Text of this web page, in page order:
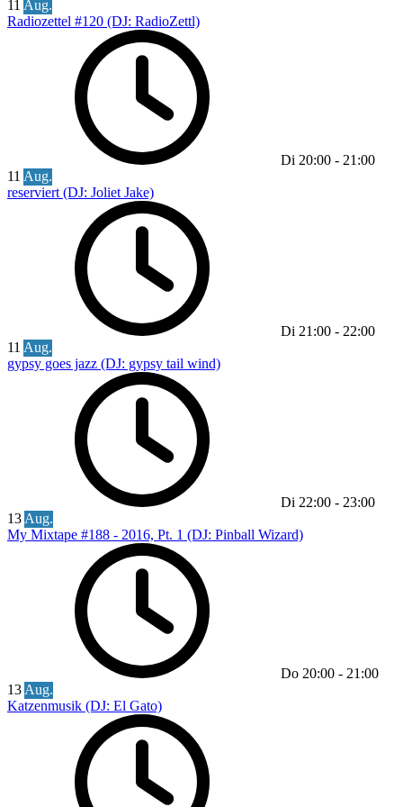
11 Aug.
Radiozettel #120 (DJ: RadioZettl)
Di 20:00 - 21:00
11 Aug.
reserviert (DJ: Joliet Jake)
Di 21:00 - 22:00
11 Aug.
gypsy goes jazz (DJ: gypsy tail wind)
Di 22:00 - 23:00
13 Aug.
My Mixtape #188 - 2016, Pt. 1 (DJ: Pinball Wizard)
Do 20:00 - 21:00
13 Aug.
Katzenmusik (DJ: El Gato)